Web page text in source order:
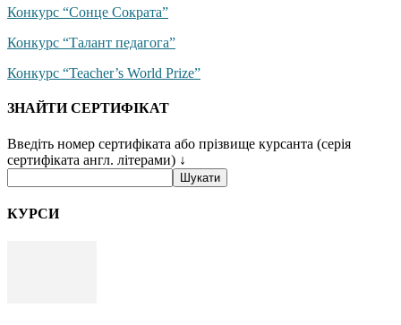
Конкурс “Сонце Сократа”
Конкурс “Талант педагога”
Конкурс “Teacher’s World Prize”
ЗНАЙТИ СЕРТИФІКАТ
Введіть номер сертифіката або прізвище курсанта (серія
сертифіката англ. літерами) ↓
КУРСИ